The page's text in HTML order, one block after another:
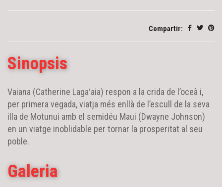
Compartir:
Sinopsis
Vaiana (Catherine Lagaʻaia) respon a la crida de l’oceà i,
per primera vegada, viatja més enllà de l’escull de la seva
illa de Motunui amb el semidéu Maui (Dwayne Johnson)
en un viatge inoblidable per tornar la prosperitat al seu
poble.
Galeria